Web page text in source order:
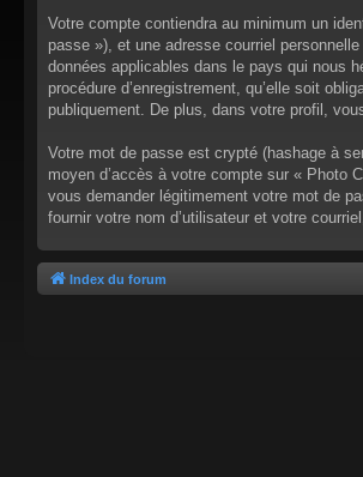
Votre compte contiendra au minimum un
passe »), et une adresse courriel
données applicables dans le pays qui nous
procédure d’enregistrement, qu’elle soit
publiquement. De plus, dans votre profil,
Votre mot de passe est crypté (hashage à
moyen d’accès à votre compte sur « Photo
vous demander légitimement votre mot de
fournir votre nom d’utilisateur et votre
Index du forum